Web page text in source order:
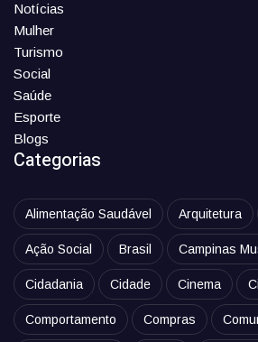
Notícias
Mulher
Turismo
Social
Saúde
Esporte
Blogs
Categorias
Alimentação Saudável Arquitetura
Ação Social Brasil Campinas
Cidadania Cidade Cinema
Comportamento Compras